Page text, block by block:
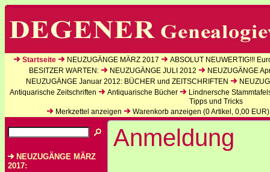
Startseite NEUZUGÄNGE MÄRZ 2017
ABSOLUT NEUWERTIG!!!
BESITZER WARTEN:
NEUZUGÄNGE JULI 2012
NEUZUGÄNGE
NEUZUGÄNGE Januar 2012: BÜCHER und ZEITSCHRIFTEN
Antiquarische Zeitschriften
Antiquarische Bücher
Lindnersche
Tipps und Tricks
Merkzettel anzeigen
Warenkorb anzeigen (0Artikel, 0,00 EUR)
NEUZUGÄNGE MÄRZ
2017:
Anmeldung